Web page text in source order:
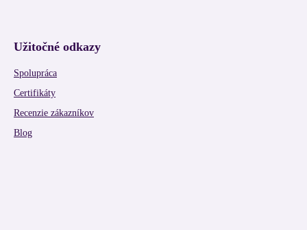
Užitočné odkazy
Spolupráca
Certifikáty
Recenzie zákazníkov
Blog